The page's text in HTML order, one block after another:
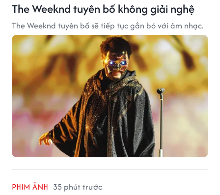
The Weeknd tuyên bố không giải nghệ
The Weeknd tuyên bố sẽ tiếp tục gắn bó với âm nhạc.
PHIM ẢNH 35 phút trước